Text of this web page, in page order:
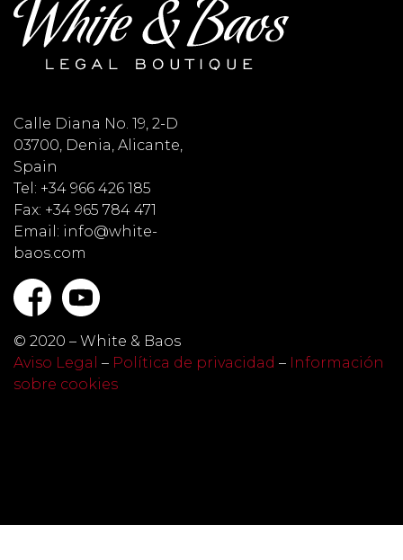
Calle Diana No. 19, 2-D
03700, Denia, Alicante,
Spain
Tel: +34 966 426 185
Fax: +34 965 784 471
Email: info@white-
baos.com
© 2020 – White & Baos
Aviso Legal – Política de privacidad – Información
sobre cookies